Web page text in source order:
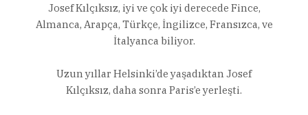
Josef Kılçıksız, iyi ve çok iyi derecede Fince,
Almanca, Arapça, Türkçe, İngilizce, Fransızca, ve
İtalyanca biliyor.
Uzun yıllar Helsinki’de yaşadıktan Josef
Kılçıksız, daha sonra Paris’e yerleşti.